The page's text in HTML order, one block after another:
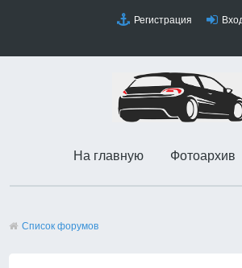
Регистрация
На главную Фотоархив
Список форумов